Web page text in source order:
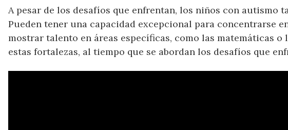
A pesar de los desafíos que enfrentan, los niños con autismo
Pueden tener una capacidad excepcional para concentrarse
mostrar talento en áreas específicas, como las matemáticas
estas fortalezas, al tiempo que se abordan los desafíos que